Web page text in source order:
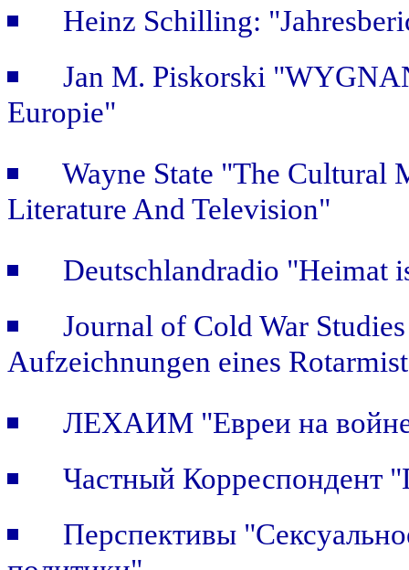
Heinz Schilling:
Jan M. Piskorski
Europie"
Wayne State "The Cultural
Literature And Television"
Deutschlandradio "Heimat
Journal of Cold War
Aufzeichnungen eines
ЛЕХАИМ "Евреи на
Частный Корреспондент
Перспективы